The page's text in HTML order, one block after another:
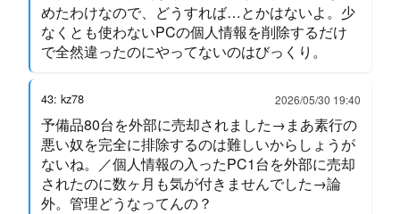
めたわけなので、どうすれば…とかはないよ。少
なくとも使わないPCの個人情報を削除するだけ
で全然違ったのにやってないのはびっくり。
43: kz78 2026/05/30 19:40
予備品80台を外部に売却されました→まあ素行の
悪い奴を完全に排除するのは難しいからしょうが
ないね。／個人情報の入ったPC1台を外部に売却
されたのに数ヶ月も気が付きませんでした→論
外。管理どうなってんの？